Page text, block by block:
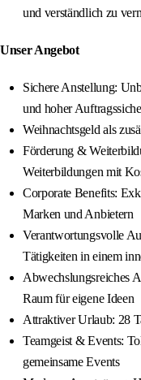
und verständlich zu
Unser Angebot
Sichere Anstellung:
und hoher
Weihnachtsgeld als
Förderung &
Weiterbildungen mit
Corporate Benefits:
Marken und Anbietern
Verantwortungsvolle
Tätigkeiten in einem
Abwechslungsreiches
Raum für eigene Ideen
Attraktiver Urlaub: 28
Teamgeist & Events:
gemeinsame Events